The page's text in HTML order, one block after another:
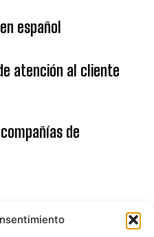
español
atención al cliente
de
CANAL